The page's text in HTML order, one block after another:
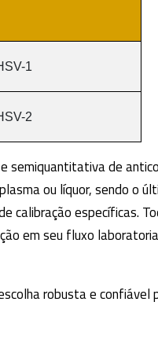
1
2
semiquantitativa de
ou líquor, sendo o
calibração específicas.
em seu fluxo
robusta e confiável